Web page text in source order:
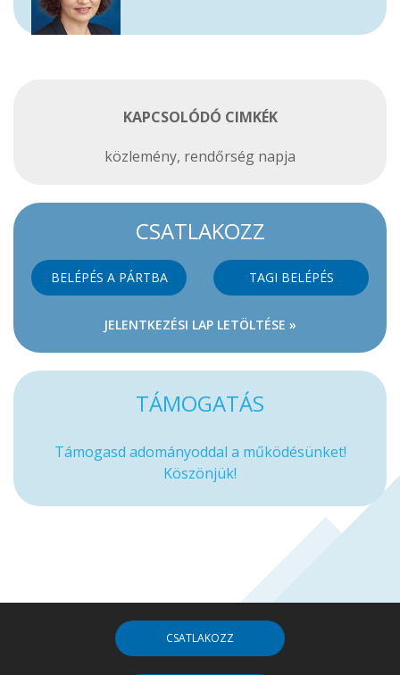
KAPCSOLÓDÓ CIMKÉK
közlemény, rendőrség napja
CSATLAKOZZ
BELÉPÉS A PÁRTBA TAGI BELÉPÉS
JELENTKEZÉSI LAP LETÖLTÉSE »
TÁMOGATÁS
Támogasd adományoddal a működésünket!
Köszönjük!
CSATLAKOZZ